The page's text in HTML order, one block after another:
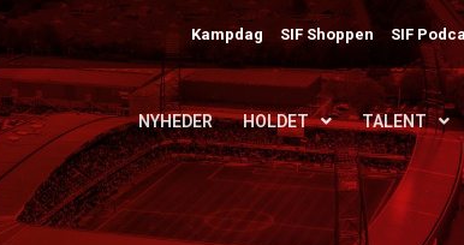
Kampdag SIF Shoppen SIF
NYHEDER HOLDET TALENT